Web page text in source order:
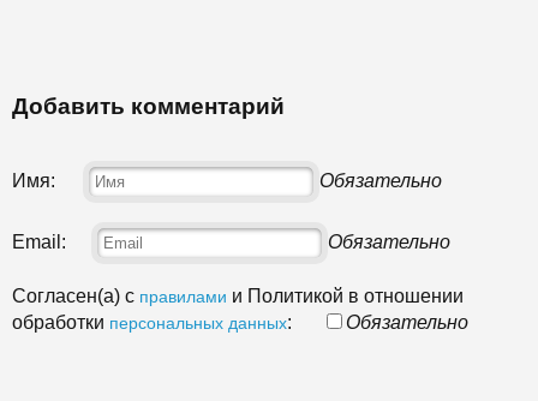
Добавить комментарий
Имя: Обязательно
Email: Обязательно
Согласен(а) с правилами и Политикой в отношении
обработки персональных данных: Обязательно